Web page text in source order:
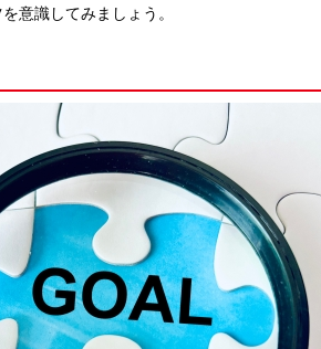
意識してみましょう。